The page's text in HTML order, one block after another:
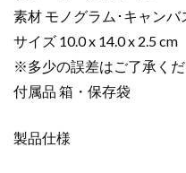
ト
カ
バ
ー
ク
ヴ
素材 モノグラム･キャンバ
サイズ 10.0 x 14.0 x 2.5 cm
※多少の誤差はご了承くだ
付属品 箱・保存袋
製品仕様